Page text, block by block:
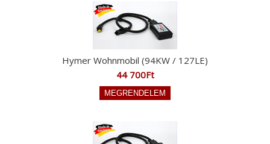
Hymer Wohnmobil (94KW / 127LE)
44 700Ft